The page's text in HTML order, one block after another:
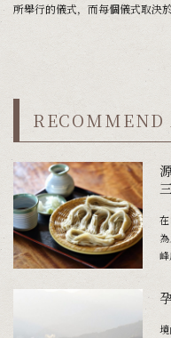
所舉行的儀式，而每個儀式取決
RECOMMEND